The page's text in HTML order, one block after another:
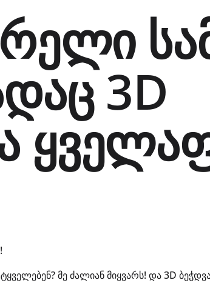
3D
მე ძალიან მიყვარს! და 3D